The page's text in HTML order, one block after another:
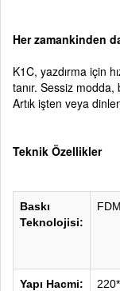
Her zamankinden
K1C, yazdırma için
tanır. Sessiz modda,
Artık işten veya
Teknik Özellikler
Baskı
Teknolojisi:
FDM
Yapı Hacmi: